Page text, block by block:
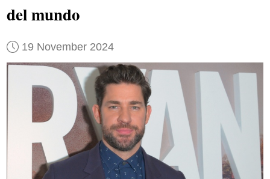
del mundo
19 November 2024